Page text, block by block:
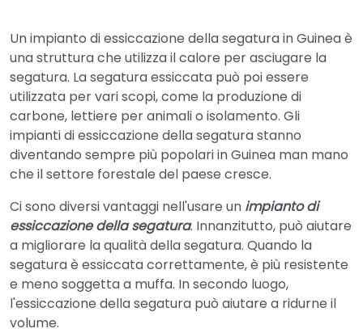
Un impianto di essiccazione della segatura in Guinea è
una struttura che utilizza il calore per asciugare la
segatura. La segatura essiccata può poi essere
utilizzata per vari scopi, come la produzione di
carbone, lettiere per animali o isolamento. Gli
impianti di essiccazione della segatura stanno
diventando sempre più popolari in Guinea man mano
che il settore forestale del paese cresce.
Ci sono diversi vantaggi nell'usare un impianto di
essiccazione della segatura. Innanzitutto, può aiutare
a migliorare la qualità della segatura. Quando la
segatura è essiccata correttamente, è più resistente
e meno soggetta a muffa. In secondo luogo,
l'essiccazione della segatura può aiutare a ridurne il
volume.